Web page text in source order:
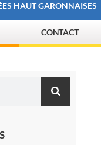
HAUT GARONNAISES
CONTACT